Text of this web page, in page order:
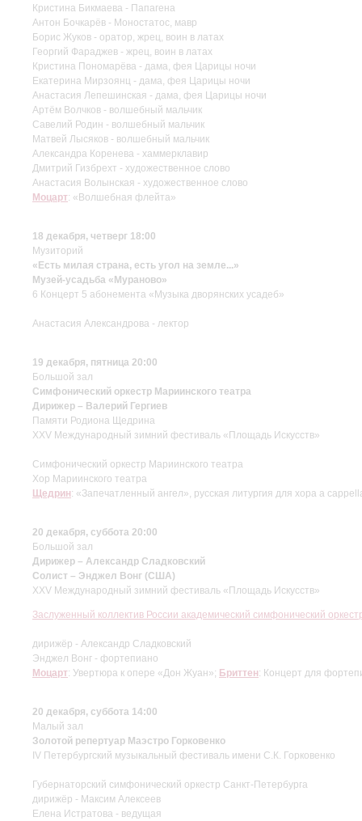
Кристина Бикмаева - Папагена
Антон Бочкарёв - Моностатос, мавр
Борис Жуков - оратор, жрец, воин в латах
Георгий Фараджев - жрец, воин в латах
Кристина Пономарёва - дама, фея Царицы ночи
Екатерина Мирзоянц - дама, фея Царицы ночи
Анастасия Лепешинская - дама, фея Царицы ночи
Артём Волчков - волшебный мальчик
Савелий Родин - волшебный мальчик
Матвей Лысяков - волшебный мальчик
Александра Коренева - хаммерклавир
Дмитрий Гизбрехт - художественное слово
Анастасия Волынская - художественное слово
Моцарт: «Волшебная флейта»
18 декабря, четверг 18:00
Музиторий
«Есть милая страна, есть угол на земле...»
Музей-усадьба «Мураново»
6 Концерт 5 абонемента «Музыка дворянских усадеб»
Анастасия Александрова - лектор
19 декабря, пятница 20:00
Большой зал
Симфонический оркестр Мариинского театра
Дирижер – Валерий Гергиев
Памяти Родиона Щедрина
XXV Международный зимний фестиваль «Площадь Искусств»
Симфонический оркестр Мариинского театра
Хор Мариинского театра
Щедрин: «Запечатленный ангел», русская литургия для хора а
20 декабря, суббота 20:00
Большой зал
Дирижер – Александр Сладковский
Солист – Энджел Вонг (США)
XXV Международный зимний фестиваль «Площадь Искусств»
Заслуженный коллектив России академический симфонический
дирижёр - Александр Сладковский
Энджел Вонг - фортепиано
Моцарт: Увертюра к опере «Дон Жуан»; Бриттен: Концерт для
20 декабря, суббота 14:00
Малый зал
Золотой репертуар Маэстро Горковенко
IV Петербургский музыкальный фестиваль имени С.К. Горковенко
Губернаторский симфонический оркестр Санкт-Петербурга
дирижёр - Максим Алексеев
Елена Истратова - ведущая